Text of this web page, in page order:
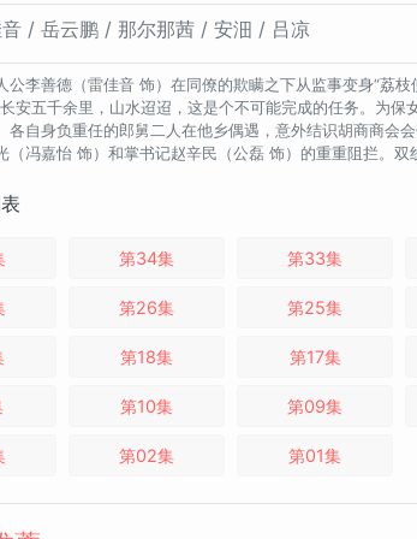
/ 岳云鹏 / 那尔那茜 / 安沺 / 吕凉
公李善德（雷佳音 饰）在同僚的欺瞒之下从监事变身“荔
安五千余里，山水迢迢，这是个不可能完成的任务。为
各自身负重任的郎舅二人在他乡偶遇，意外结识胡商商会
（冯嘉怡 饰）和掌书记赵辛民（公磊 饰）的重重阻拦。
第34集 第33集
第26集 第25集
第18集 第17集
第10集 第09集
第02集 第01集